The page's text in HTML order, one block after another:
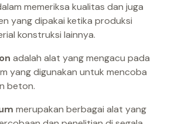
memeriksa kualitas dan juga
yang dipakai ketika produksi
konstruksi lainnya.
adalah alat yang mengacu pada
yang digunakan untuk mencoba
beton.
merupakan berbagai alat yang